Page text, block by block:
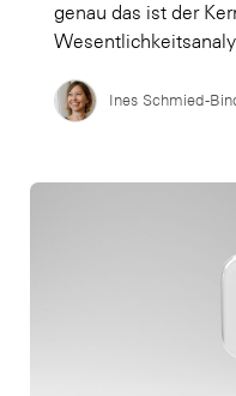
genau das ist der
Ines Schmied-